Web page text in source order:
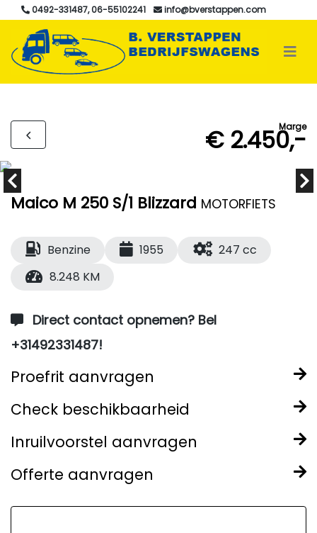
0492-331487, 06-55102241 info@bverstappen.com
Marge
€ 2.450,-
Maico M 250 S/1 Blizzard MOTORFIETS
Benzine 1955
247 cc
8.248 KM
Direct contact opnemen? Bel
+31492331487!
Proefrit aanvragen
Check beschikbaarheid
Inruilvoorstel aanvragen
Offerte aanvragen